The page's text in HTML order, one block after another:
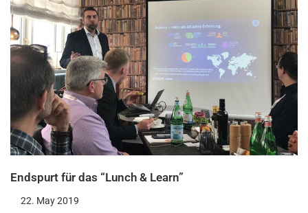
Endspurt für das “Lunch & Learn”
22. May 2019